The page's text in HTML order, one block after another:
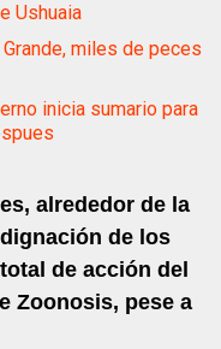
Ushuaia
miles de peces
inicia sumario para
alrededor de la
de los
de acción del
Zoonosis, pese a